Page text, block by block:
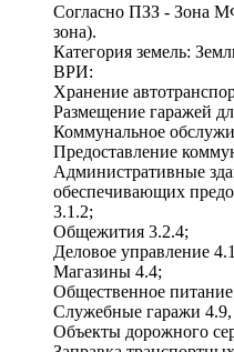
Согласно ПЗЗ - Зона
зона).
Категория земель:
ВРИ:
Хранение
Размещение гаражей
Коммунальное
Предоставление
Административные
обеспечивающих
3.1.2;
Общежития 3.2.4;
Деловое управление
Магазины 4.4;
Общественное
Служебные гаражи 4.9,
Объекты дорожного